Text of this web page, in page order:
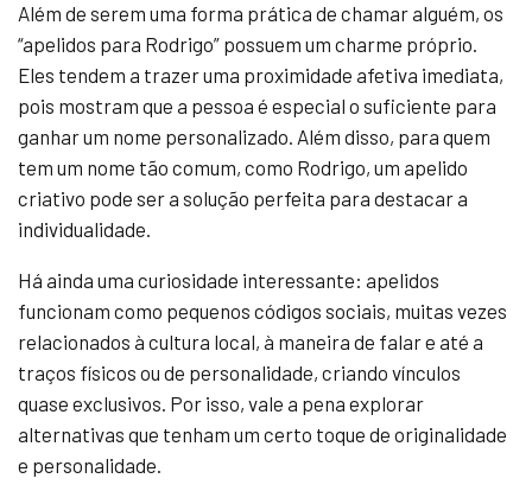
Além de serem uma forma prática de chamar alguém, os
“apelidos para Rodrigo” possuem um charme próprio.
Eles tendem a trazer uma proximidade afetiva imediata,
pois mostram que a pessoa é especial o suficiente para
ganhar um nome personalizado. Além disso, para quem
tem um nome tão comum, como Rodrigo, um apelido
criativo pode ser a solução perfeita para destacar a
individualidade.
Há ainda uma curiosidade interessante: apelidos
funcionam como pequenos códigos sociais, muitas vezes
relacionados à cultura local, à maneira de falar e até a
traços físicos ou de personalidade, criando vínculos
quase exclusivos. Por isso, vale a pena explorar
alternativas que tenham um certo toque de originalidade
e personalidade.